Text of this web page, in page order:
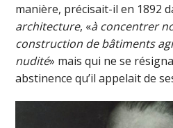
manière, précisait-il en 1892
architecture, «à concentrer
construction de bâtiments
nudité» mais qui ne se
abstinence qu’il appelait de